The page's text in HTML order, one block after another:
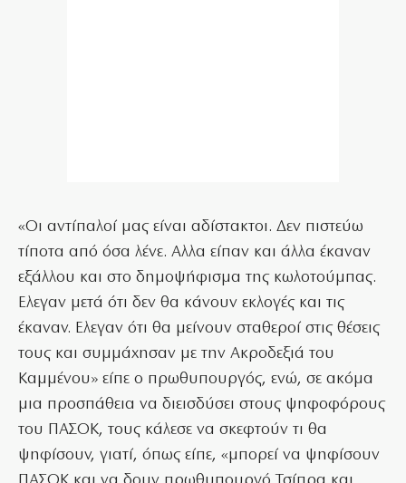
«Οι αντίπαλοί μας είναι αδίστακτοι. Δεν πιστεύω
τίποτα από όσα λένε. Αλλα είπαν και άλλα έκαναν
εξάλλου και στο δημοψήφισμα της κωλοτούμπας.
Ελεγαν μετά ότι δεν θα κάνουν εκλογές και τις
έκαναν. Ελεγαν ότι θα μείνουν σταθεροί στις θέσεις
τους και συμμάχησαν με την Ακροδεξιά του
Καμμένου» είπε ο πρωθυπουργός, ενώ, σε ακόμα
μια προσπάθεια να διεισδύσει στους ψηφοφόρους
του ΠΑΣΟΚ, τους κάλεσε να σκεφτούν τι θα
ψηφίσουν, γιατί, όπως είπε, «μπορεί να ψηφίσουν